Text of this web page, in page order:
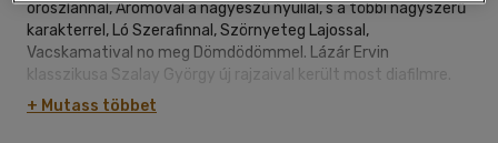
oroszlánnal, Aromóval a nagyeszű nyúllal, s a többi nagyszerű
karakterrel, Ló Szerafinnal, Szörnyeteg Lajossal,
Vacskamatival no meg Dömdödömmel. Lázár Ervin
klasszikusa Szalay György új rajzaival került most diafilmre.
+ Mutass többet